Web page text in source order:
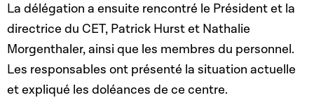
La délégation a ensuite rencontré le Président et la
directrice du CET, Patrick Hurst et Nathalie
Morgenthaler, ainsi que les membres du personnel.
Les responsables ont présenté la situation actuelle
et expliqué les doléances de ce centre.